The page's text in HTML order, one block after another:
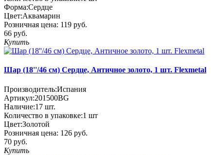
Форма:Сердце
Цвет:Аквамарин
Розничная цена: 119 руб.
66 руб.
Купить
Шар (18''/46 см) Сердце, Античное золото, 1 шт. Flexmetal
Производитель:Испания
Артикул:201500BG
Наличие:17 шт.
Количество в упаковке:1 шт
Цвет:Золотой
Розничная цена: 126 руб.
70 руб.
Купить